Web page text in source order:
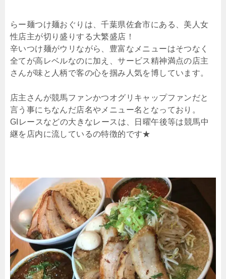
らー麺つけ麺おぐりは、千葉県佐倉市にある、美人女
性店主が切り盛りする大繁盛店！
辛いつけ麺がウリながら、豊富なメニューはそつなく
全てが高レベルなのに加え、サービス精神満点の店主
さんが味と人柄で客の心を掴み人気を博しています。
店主さんが競馬ファンかつオグリキャップファンだと
言う事にちなんだ店名やメニュー名となっており。
GIレースなどの大きなレースは、日曜午後等は競馬中
継を店内に流しているの特徴的です★